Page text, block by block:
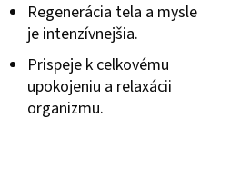
Regenerácia tela a mysle
je intenzívnejšia.
Prispeje k celkovému
upokojeniu a relaxácii
organizmu.